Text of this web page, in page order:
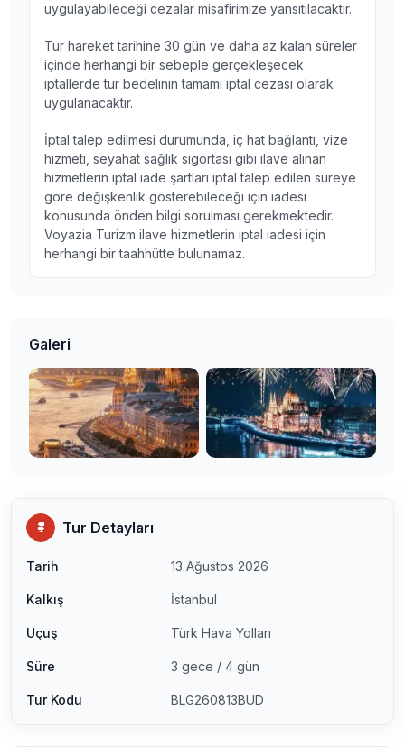
uygulayabileceği cezalar misafirimize yansıtılacaktır.
Tur hareket tarihine 30 gün ve daha az kalan süreler
içinde herhangi bir sebeple gerçekleşecek
iptallerde tur bedelinin tamamı iptal cezası olarak
uygulanacaktır.
İptal talep edilmesi durumunda, iç hat bağlantı, vize
hizmeti, seyahat sağlık sigortası gibi ilave alınan
hizmetlerin iptal iade şartları iptal talep edilen süreye
göre değişkenlik gösterebileceği için iadesi
konusunda önden bilgi sorulması gerekmektedir.
Voyazia Turizm ilave hizmetlerin iptal iadesi için
herhangi bir taahhütte bulunamaz.
Galeri
Tur Detayları
Tarih 13 Ağustos 2026
Kalkış İstanbul
Uçuş Türk Hava Yolları
Süre 3 gece / 4 gün
Tur Kodu BLG260813BUD